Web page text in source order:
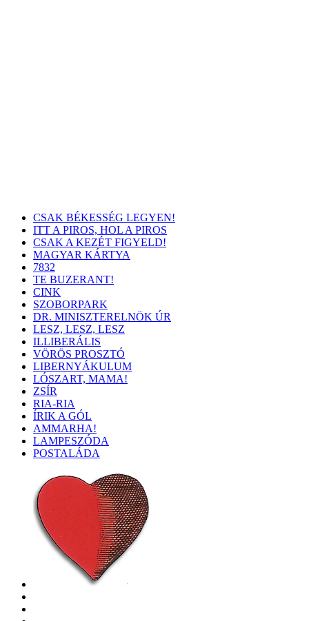
CSAK BÉKESSÉG LEGYEN!
ITT A PIROS, HOL A PIROS
CSAK A KEZÉT FIGYELD!
MAGYAR KÁRTYA
7832
TE BUZERANT!
CINK
SZOBORPARK
DR. MINISZTERELNÖK ÚR
LESZ, LESZ, LESZ
ILLIBERÁLIS
VÖRÖS PROSZTÓ
LIBERNYÁKULUM
LÓSZART, MAMA!
ZSÍR
RIA-RIA
ÍRIK A GÓL
AMMARHA!
LAMPESZÓDA
POSTALÁDA